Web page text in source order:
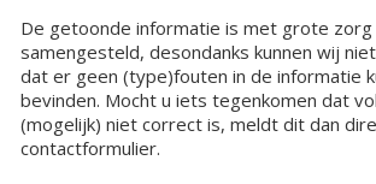
De getoonde informatie is met grote zorg
samengesteld, desondanks kunnen wij
dat er geen (type)fouten in de informatie
bevinden. Mocht u iets tegenkomen dat
(mogelijk) niet correct is, meldt dit dan
contactformulier.